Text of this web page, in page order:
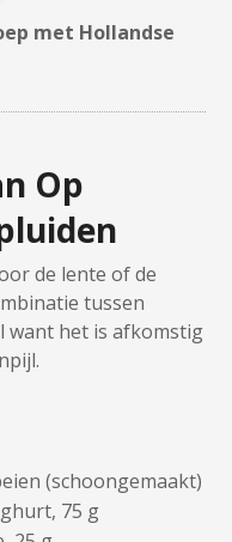
met Hollandse
Op
de lente of de
tussen
want het is afkomstig
(schoongemaakt)
75 g